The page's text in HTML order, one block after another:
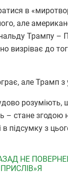
в
але
Трампу
визріває до
але Трамп
– стане
в підсумку з
НЕ